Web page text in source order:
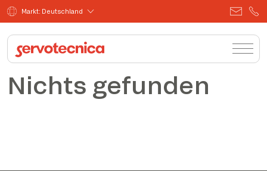
Markt: Deutschland
Nichts gefunden